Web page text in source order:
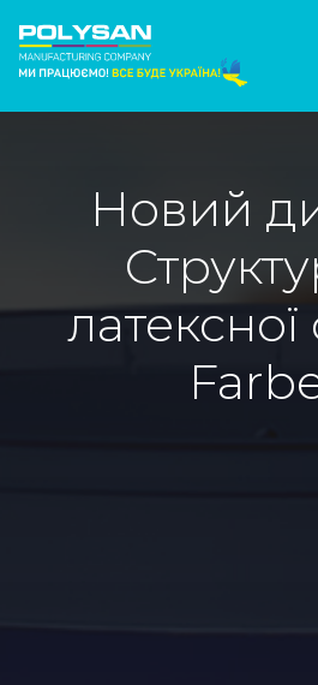
Новий